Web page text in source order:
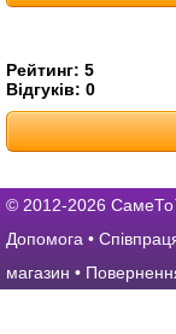
Рейтинг: 5
Відгуків: 0
© 2012-2026
Допомога •
магазин •